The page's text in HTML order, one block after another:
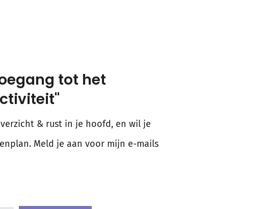
tot het
& rust in je hoofd, en wil je
Meld je aan voor mijn e-mails